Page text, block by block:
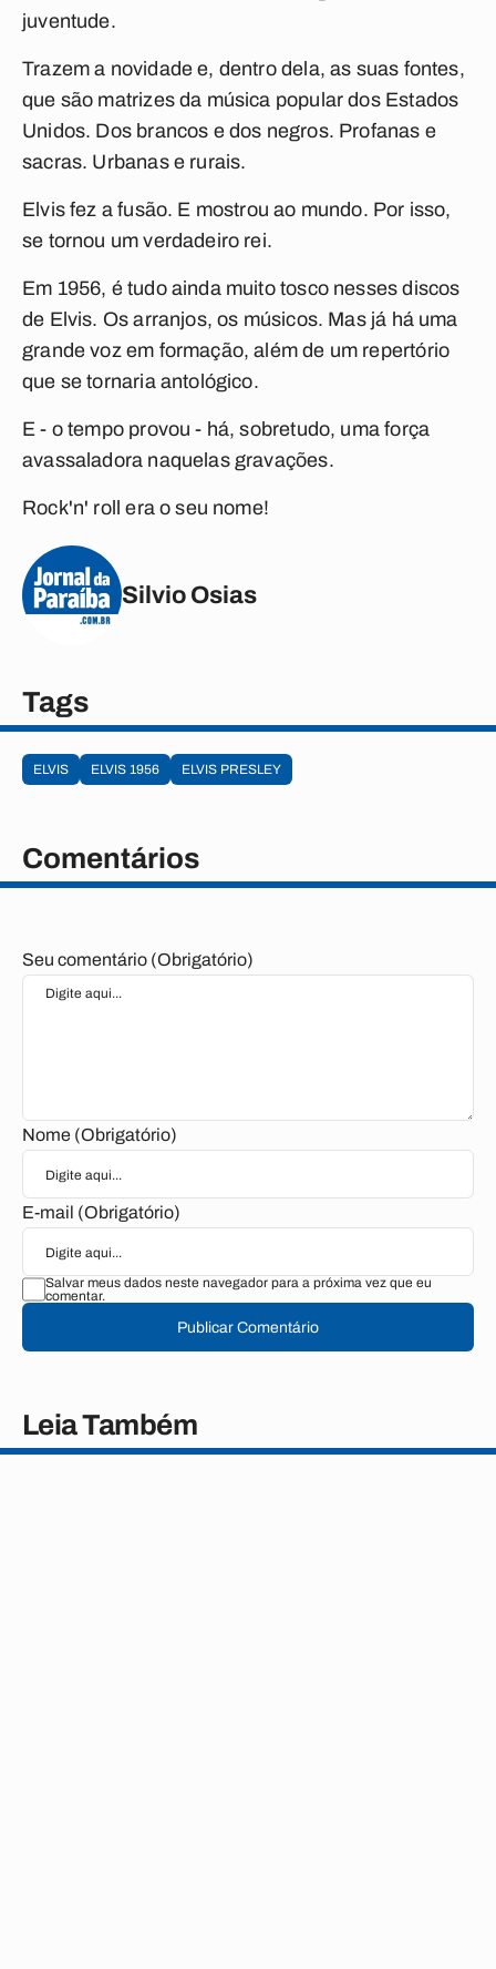
juventude.
Trazem a novidade e, dentro dela, as suas fontes,
que são matrizes da música popular dos Estados
Unidos. Dos brancos e dos negros. Profanas e
sacras. Urbanas e rurais.
Elvis fez a fusão. E mostrou ao mundo. Por isso,
se tornou um verdadeiro rei.
Em 1956, é tudo ainda muito tosco nesses discos
de Elvis. Os arranjos, os músicos. Mas já há uma
grande voz em formação, além de um repertório
que se tornaria antológico.
E - o tempo provou - há, sobretudo, uma força
avassaladora naquelas gravações.
Rock'n' roll era o seu nome!
Silvio Osias
Tags
ELVIS ELVIS 1956 ELVIS PRESLEY
Comentários
Seu comentário (Obrigatório)
Nome (Obrigatório)
E-mail (Obrigatório)
Salvar meus dados neste navegador para a próxima vez que eu
comentar.
Publicar Comentário
Leia Também